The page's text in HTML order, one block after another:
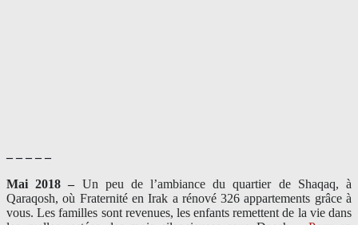
– – – – –
Mai 2018 – Un peu de l’ambiance du quartier de Shaqaq, à
Qaraqosh, où Fraternité en Irak a rénové 326 appartements grâce à
vous. Les familles sont revenues, les enfants remettent de la vie dans